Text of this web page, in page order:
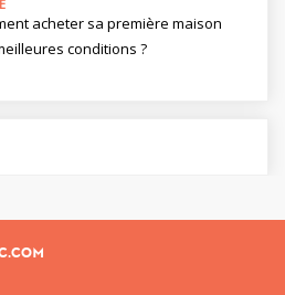
acheter sa première maison
conditions ?